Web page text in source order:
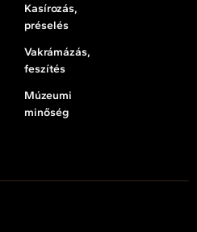
Kasírozás,
préselés
Vakrámázás,
feszítés
Múzeumi
minőség